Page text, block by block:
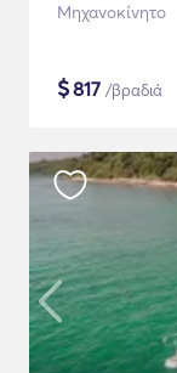
Μηχανοκίνητο
$817 /βραδιά